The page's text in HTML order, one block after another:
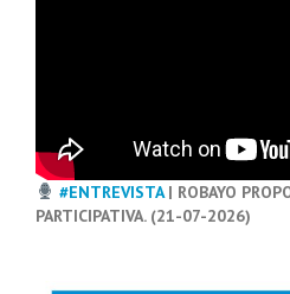
#ENTREVISTA| ROBAYO
PARTICIPATIVA. (21-07-2026)